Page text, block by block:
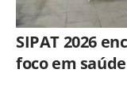
SIPAT 2026
foco em